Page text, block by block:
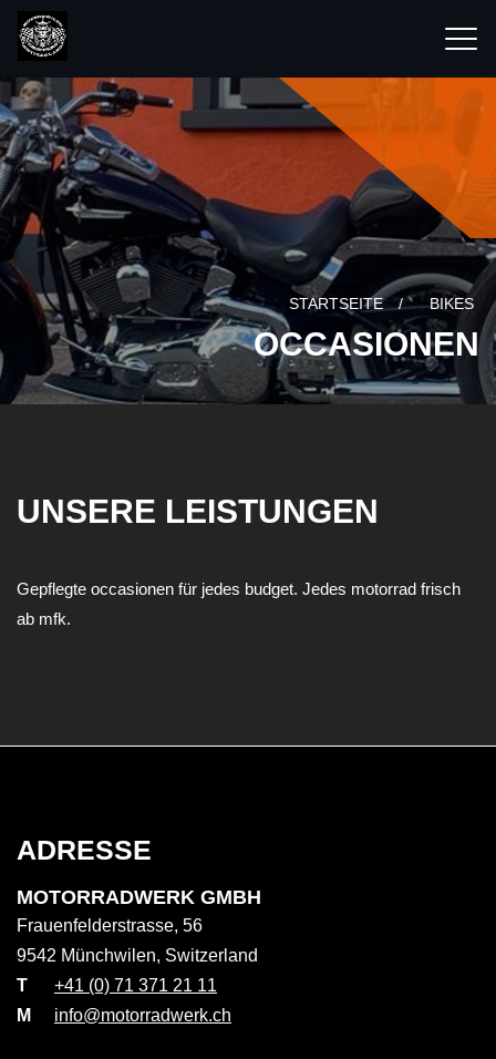
STARTSEITE / BIKES
OCCASIONEN
UNSERE LEISTUNGEN
Gepflegte occasionen für jedes budget. Jedes motorrad frisch
ab mfk.
ADRESSE
MOTORRADWERK GMBH
Frauenfelderstrasse, 56
9542 Münchwilen, Switzerland
T
+41 (0) 71 371 21 11
M
info@motorradwerk.ch